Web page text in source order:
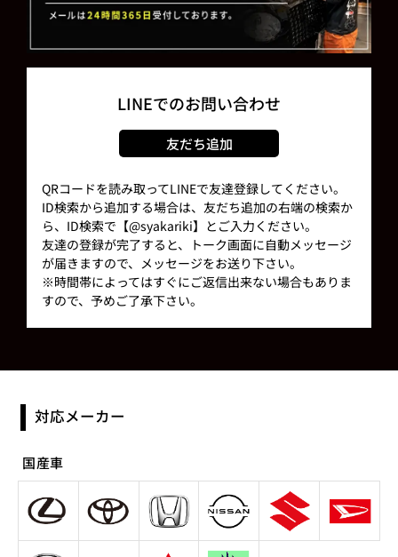
LINEでのお問い合わせ
友だち追加
QRコードを読み取ってLINEで友達登録してください。
ID検索から追加する場合は、友だち追加の右端の検索か
ら、ID検索で【@syakariki】とご入力ください。
友達の登録が完了すると、トーク画面に自動メッセージ
が届きますので、メッセージをお送り下さい。
※時間帯によってはすぐにご返信出来ない場合もありま
すので、予めご了承下さい。
対応メーカー
国産車